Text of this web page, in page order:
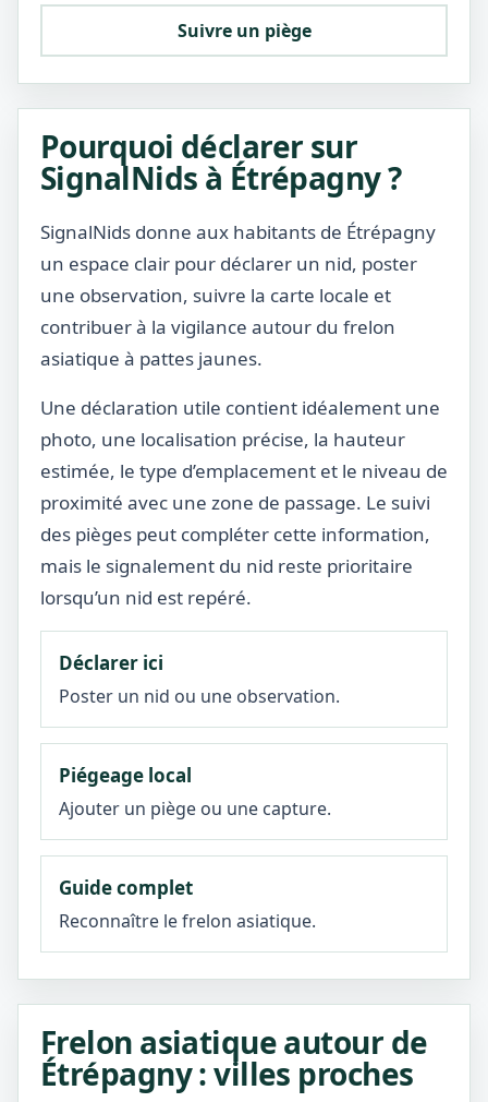
Suivre un piège
Pourquoi déclarer sur
SignalNids à Étrépagny ?
SignalNids donne aux habitants de Étrépagny
un espace clair pour déclarer un nid, poster
une observation, suivre la carte locale et
contribuer à la vigilance autour du frelon
asiatique à pattes jaunes.
Une déclaration utile contient idéalement une
photo, une localisation précise, la hauteur
estimée, le type d’emplacement et le niveau de
proximité avec une zone de passage. Le suivi
des pièges peut compléter cette information,
mais le signalement du nid reste prioritaire
lorsqu’un nid est repéré.
Déclarer ici
Poster un nid ou une observation.
Piégeage local
Ajouter un piège ou une capture.
Guide complet
Reconnaître le frelon asiatique.
Frelon asiatique autour de
Étrépagny : villes proches